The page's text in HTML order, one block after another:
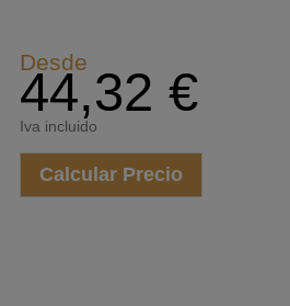
Desde
44,32 €
Iva incluido
Calcular Precio